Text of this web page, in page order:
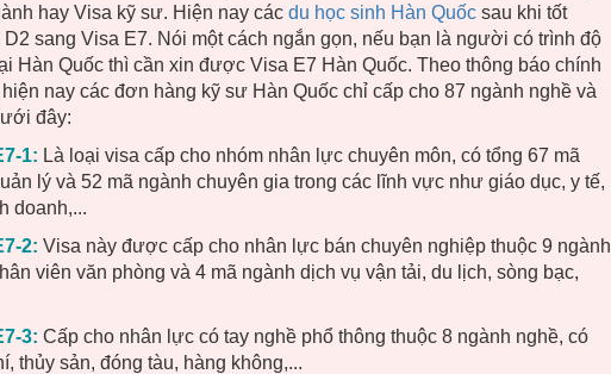
hay Visa kỹ sư. Hiện nay các du học sinh Hàn Quốc sau khi tốt
sang Visa E7. Nói một cách ngắn gọn, nếu bạn là người có trình độ
Hàn Quốc thì cần xin được Visa E7 Hàn Quốc. Theo thông báo chính
nay các đơn hàng kỹ sư Hàn Quốc chỉ cấp cho 87 ngành nghề và
đây:
1: Là loại visa cấp cho nhóm nhân lực chuyên môn, có tổng 67 mã
lý và 52 mã ngành chuyên gia trong các lĩnh vực như giáo dục, y tế,
doanh,...
2: Visa này được cấp cho nhân lực bán chuyên nghiệp thuộc 9 ngành
viên văn phòng và 4 mã ngành dịch vụ vận tải, du lịch, sòng bạc,
3: Cấp cho nhân lực có tay nghề phổ thông thuộc 8 ngành nghề, có
thủy sản, đóng tàu, hàng không,...